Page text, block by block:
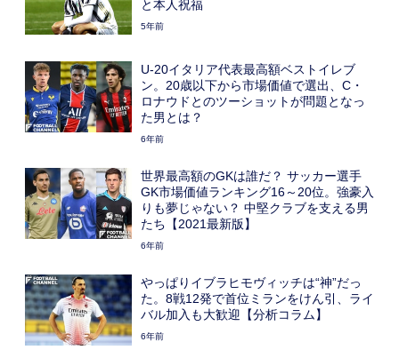
と本人祝福
5年前
U-20イタリア代表最高額ベストイレブ
ン。20歳以下から市場価値で選出、C・
ロナウドとのツーショットが問題となっ
た男とは？
6年前
世界最高額のGKは誰だ？ サッカー選手
GK市場価値ランキング16～20位。強豪入
りも夢じゃない？ 中堅クラブを支える男
たち【2021最新版】
6年前
やっぱりイブラヒモヴィッチは“神”だっ
た。8戦12発で首位ミランをけん引、ライ
バル加入も大歓迎【分析コラム】
6年前